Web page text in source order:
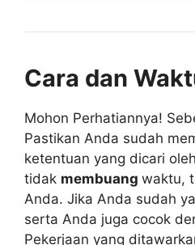
Cara dan
Mohon Perhatiannya!
Pastikan Anda sudah
ketentuan yang dicari
tidak membuang waktu,
Anda. Jika Anda sudah
serta Anda juga cocok
Pekerjaan yang